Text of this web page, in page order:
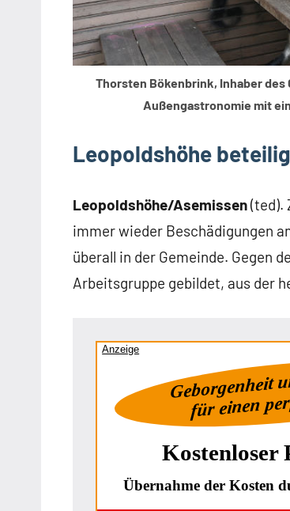
Thorsten Bökenbrink, Inhaber
Außengastronomie mit
Leopoldshöhe
Leopoldshöhe/Asemissen(ted).
immer wieder Beschädigungen
überall in der Gemeinde. Gegen
Arbeitsgruppe gebildet, aus der
Anzeige
Geborgenheit
für einen
Kostenloser
Übernahme der Kosten